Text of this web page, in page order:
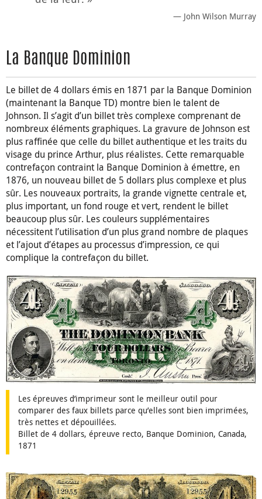
John Wilson Murray
La Banque Dominion
Le billet de 4 dollars émis en 1871 par la Banque Dominion
(maintenant la Banque TD) montre bien le talent de
Johnson. Il s’agit d’un billet très complexe comprenant de
nombreux éléments graphiques. La gravure de Johnson est
plus raffinée que celle du billet authentique et les traits du
visage du prince Arthur, plus réalistes. Cette remarquable
contrefaçon contraint la Banque Dominion à émettre, en
1876, un nouveau billet de 5 dollars plus complexe et plus
sûr. Les nouveaux portraits, la grande vignette centrale et,
plus important, un fond rouge et vert, rendent le billet
beaucoup plus sûr. Les couleurs supplémentaires
nécessitent l’utilisation d’un plus grand nombre de plaques
et l’ajout d’étapes au processus d’impression, ce qui
complique la contrefaçon du billet.
Les épreuves d’imprimeur sont le meilleur outil pour
comparer des faux billets parce qu’elles sont bien imprimées,
très nettes et dépouillées.
Billet de 4 dollars, épreuve recto, Banque Dominion, Canada,
1871